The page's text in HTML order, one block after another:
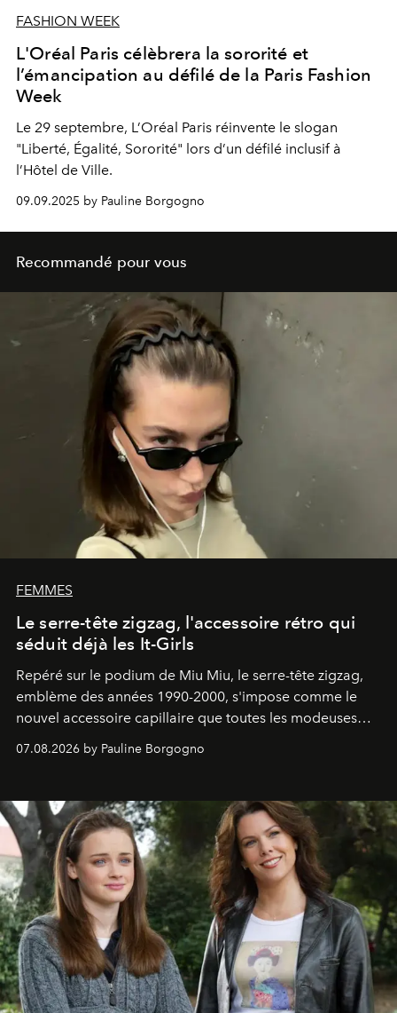
FASHION WEEK
L'Oréal Paris célèbrera la sororité et
l’émancipation au défilé de la Paris Fashion
Week
Le 29 septembre, L’Oréal Paris réinvente le slogan
"Liberté, Égalité, Sororité" lors d’un défilé inclusif à
l’Hôtel de Ville.
09.09.2025 by Pauline Borgogno
Recommandé pour vous
FEMMES
Le serre-tête zigzag, l'accessoire rétro qui
séduit déjà les It-Girls
Repéré sur le podium de Miu Miu, le serre-tête zigzag,
emblème des années 1990-2000, s'impose comme le
nouvel accessoire capillaire que toutes les modeuses
s'arrachent déjà.
07.08.2026 by Pauline Borgogno